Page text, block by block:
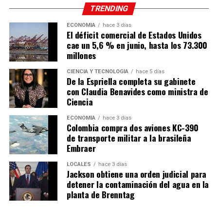
TRENDING
ECONOMÍA hace 3 días
El déficit comercial de Estados Unidos
cae un 5,6 % en junio, hasta los 73.300
millones
CIENCIA Y TECNOLOGÍA hace 5 días
De la Espriella completa su gabinete
con Claudia Benavides como ministra de
Ciencia
ECONOMÍA hace 3 días
Colombia compra dos aviones KC-390
de transporte militar a la brasileña
Embraer
LOCALES hace 3 días
Jackson obtiene una orden judicial para
detener la contaminación del agua en la
planta de Brenntag